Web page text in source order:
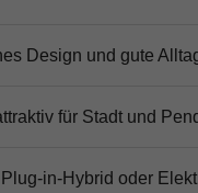
Design und gute
für Stadt und
in-Hybrid oder